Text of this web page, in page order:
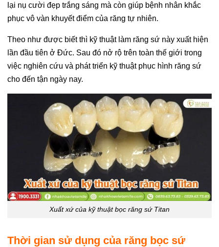
lại nụ cười đẹp trắng sáng mà còn giúp bệnh nhân khắc
phục vô vàn khuyết điểm của răng tự nhiên.
Theo như được biết thì kỹ thuật làm răng sứ này xuất hiện
lần đầu tiên ở Đức. Sau đó nở rộ trên toàn thế giới trong
việc nghiên cứu và phát triển kỹ thuật phục hình răng sứ
cho đến tận ngày nay.
Xuất xứ của kỹ thuật bọc răng sứ Titan
Thời gian sử dụng của răng bọc sứ